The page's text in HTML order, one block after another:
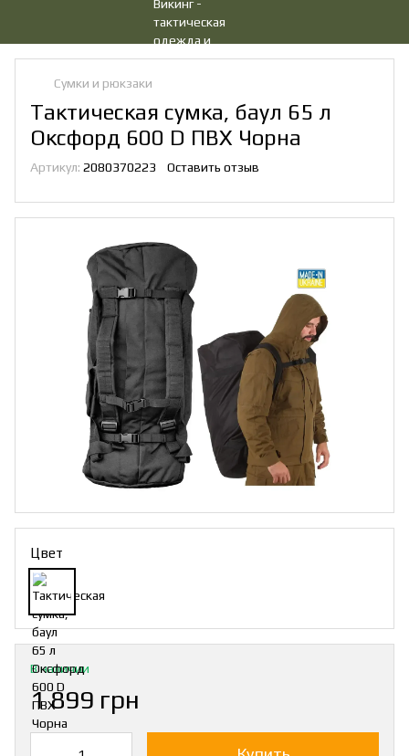
Сумки и рюкзаки
Тактическая сумка, баул 65 л
Оксфорд 600 D ПВХ Чорна
Артикул: 2080370223 Оставить отзыв
Цвет
В наличии
1 899 грн